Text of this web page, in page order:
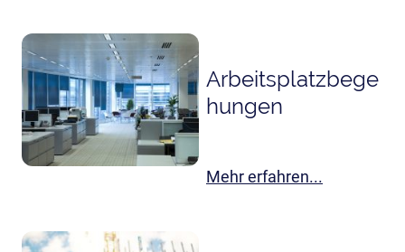
Arbeitsplatzbege
hungen
Mehr erfahren...